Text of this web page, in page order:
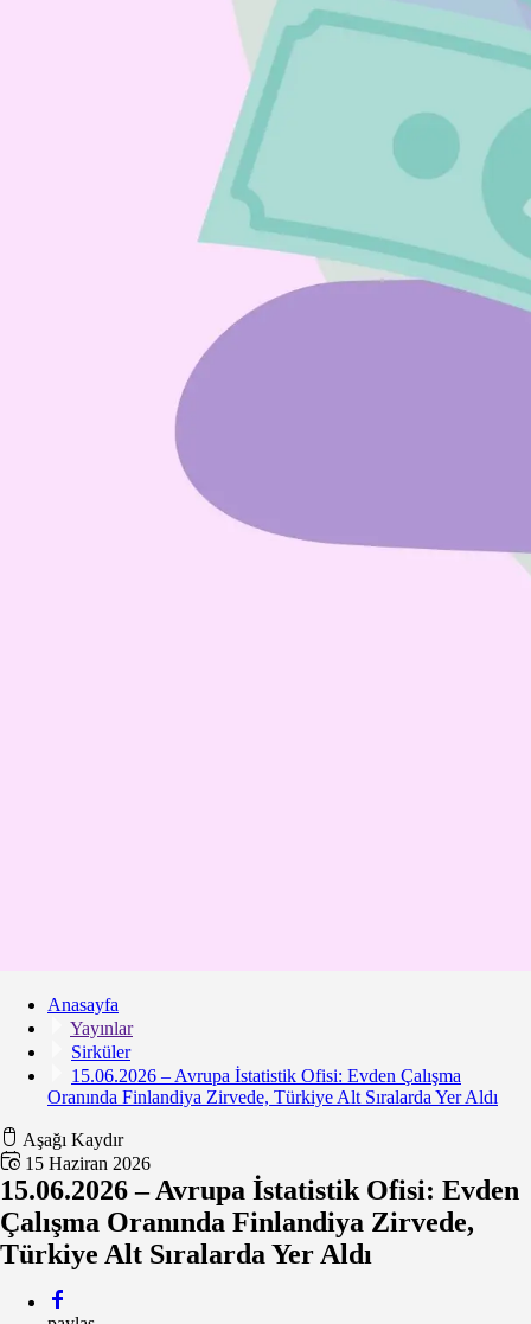
Anasayfa
Yayınlar
Sirküler
15.06.2026 – Avrupa İstatistik Ofisi: Evden Çalışma
Oranında Finlandiya Zirvede, Türkiye Alt Sıralarda Yer Aldı
Aşağı Kaydır
15 Haziran 2026
15.06.2026 – Avrupa İstatistik Ofisi: Evden
Çalışma Oranında Finlandiya Zirvede,
Türkiye Alt Sıralarda Yer Aldı